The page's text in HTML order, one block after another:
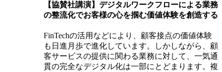
【協賛社講演】デジタルワークフローによる業務
の整流化でお客様の心を掴む価値体験を創造する
FinTechの活用などにより、顧客接点の価値体験
も日進月歩で進化しています。しかしながら、顧
客サービスの提供に関わる業務に対して、一気通
貫の完全なデジタル化は一部にとどまります。複